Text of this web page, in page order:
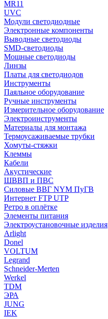
MR11
UVC
Модули светодиодные
Электронные компоненты
Выводные светодиоды
SMD-светодиоды
Мощные светодиоды
Линзы
Платы для светодиодов
Инструменты
Паяльное оборудование
Ручные инструменты
Измерительное оборудование
Электроинструменты
Материалы для монтажа
Термоусаживаемые трубки
Хомуты-стяжки
Клеммы
Кабели
Акустические
ШВВП и ПВС
Силовые ВВГ NYM ПуГВ
Интернет FTP UTP
Ретро в оплётке
Элементы питания
Электроустановочные изделия
Arlight
Donel
VOLTUM
Legrand
Schneider-Merten
Werkel
TDM
ЭРА
JUNG
IEK